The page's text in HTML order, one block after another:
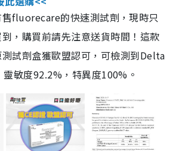
fluorecare的快速測試劑，現時只
，購買前請先注意送貨時間！這款
試劑盒獲歐盟認可，可檢測到Delta
敏度92.2%，特異度100%。